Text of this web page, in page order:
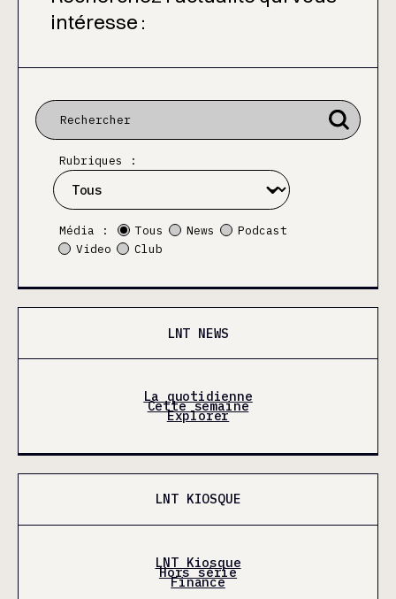
intéresse :
Rubriques :
Média : Tous News
Podcast
Video
Club
LNT NEWS
La quotidienne
Cette semaine
Explorer
LNT KIOSQUE
LNT Kiosque
Hors série
Finance